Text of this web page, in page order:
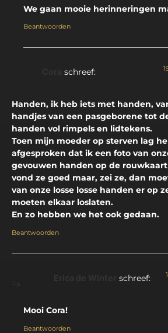
We gaan mooie herinneringen
Beantwoorden
schreef:
Handen, ik heb iets met handen,
handjes van een pasgeborene tot
handen vol rimpels en lidtekens.
Toen mijn moeder op sterven lag
afgesproken dat ik een foto van
gevouwen handen op de
vond ze goed maar, zei ze, dan
van onze losse losse handen er op
moeten elkaar loslaten.
En zo hebben we het ook gedaan.
Beantwoorden
schreef:
Mooi Cora!
Beantwoorden